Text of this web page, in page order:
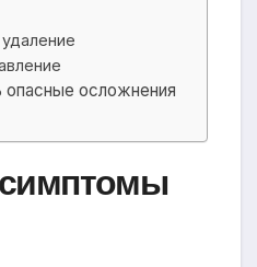
опасные осложнения